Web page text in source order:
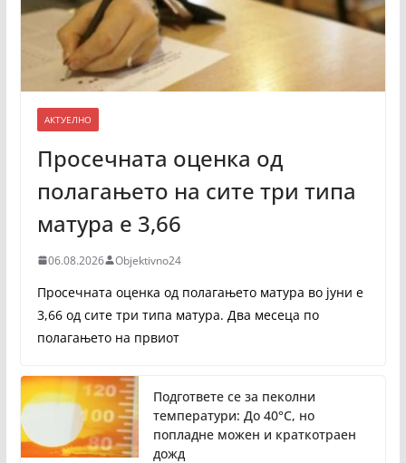
АКТУЕЛНО
Просечната оценка од
полагањето на сите три типа
матура е 3,66
06.08.2026 Objektivno24
Просечната оценка од полагањето матура во јуни е
3,66 од сите три типа матура. Два месеца по
полагањето на првиот
Подгответе се за пеколни
температури: До 40°C, но
попладне можен и краткотраен
дожд